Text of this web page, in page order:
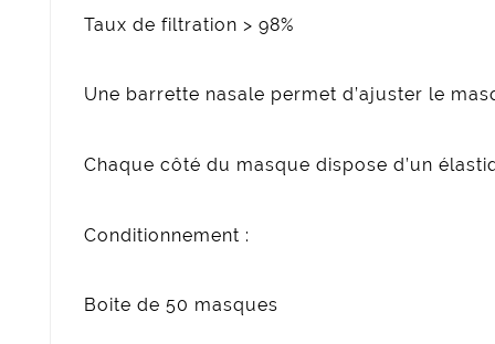
Taux de filtration > 98%
Une barrette nasale permet d’ajuster le
Chaque côté du masque dispose d’un
Conditionnement :
Boite de 50 masques